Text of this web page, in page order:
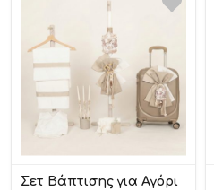
Σετ Βάπτισης για Αγόρι